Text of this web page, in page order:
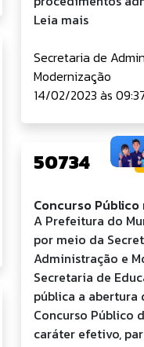
Leia mais
Secretaria de
Modernização
14/02/2023 às
50734
Concurso Público
A Prefeitura do
por meio da
Administração e
Secretaria de
pública a abertura
Concurso Público
caráter efetivo,